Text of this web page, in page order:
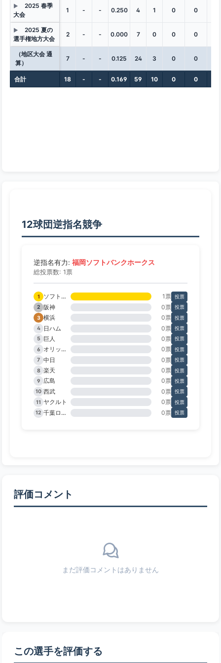
▶
2025 春季
大会
1 - - 0.250 4 1 0 0
▶
2025 夏の
選手権地方大会
2 - - 0.000 7 0 0 0
（地区大会 通
算）
7 - - 0.125 24 3 0 0
合計 18 - - 0.169 59 10 0 0
12球団逆指名競争
逆指名有力: 福岡ソフトバンクホークス
総投票数: 1票
1 ソフトバンク 1票 投票
2 阪神 0票 投票
3 横浜 0票 投票
4
日ハム 0票 投票
5
巨人 0票 投票
6
オリックス 0票 投票
7 中日 0票 投票
8 楽天 0票 投票
9
広島 0票 投票
10 西武 0票 投票
11 ヤクルト 0票 投票
12
千葉ロッテ 0票 投票
評価コメント
まだ評価コメントはありません
この選手を評価する